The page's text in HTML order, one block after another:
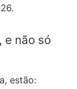
e não só
estão: